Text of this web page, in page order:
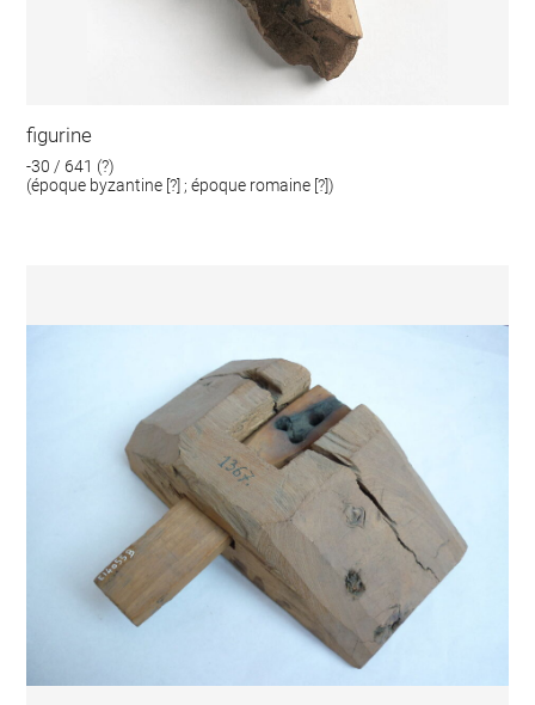
figurine
-30 / 641 (?)
(époque byzantine [?] ; époque romaine [?])